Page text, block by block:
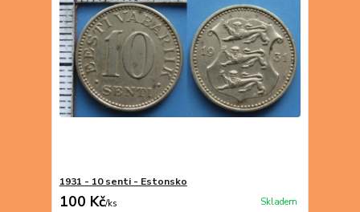
1931 - 10 senti - Estonsko
100 Kč/ks Skladem